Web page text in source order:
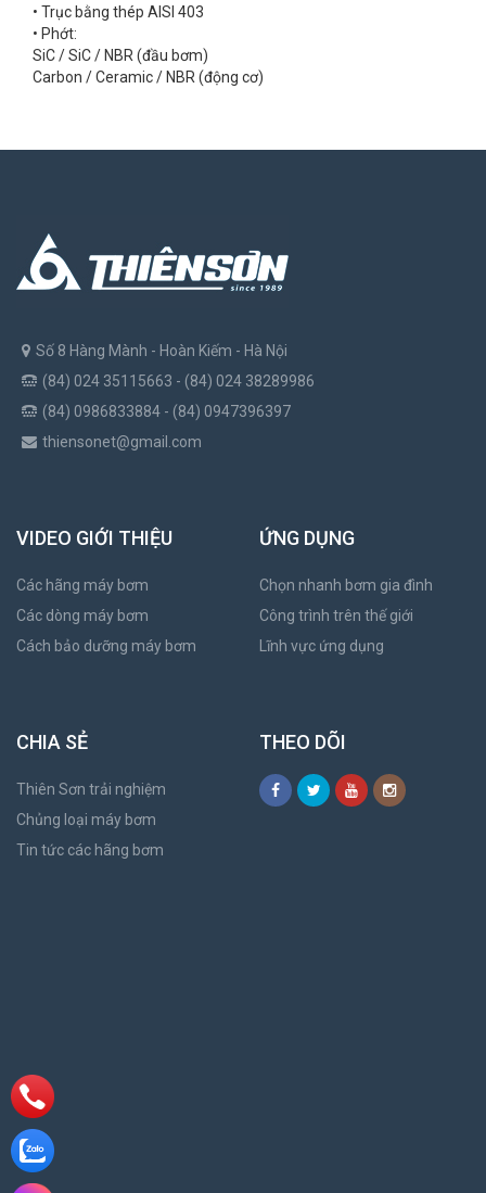
• Trục bằng thép AISI 403
• Phớt:
SiC / SiC / NBR (đầu bơm)
Carbon / Ceramic / NBR (động cơ)
Số 8 Hàng Mành - Hoàn Kiếm - Hà Nội
(84) 024 35115663 - (84) 024 38289986
(84) 0986833884 - (84) 0947396397
thiensonet@gmail.com
VIDEO GIỚI THIỆU
Các hãng máy bơm
Các dòng máy bơm
Cách bảo dưỡng máy bơm
ỨNG DỤNG
Chọn nhanh bơm gia đình
Công trình trên thế giới
Lĩnh vực ứng dụng
CHIA SẺ
Thiên Sơn trải nghiệm
Chủng loại máy bơm
Tin tức các hãng bơm
THEO DÕI